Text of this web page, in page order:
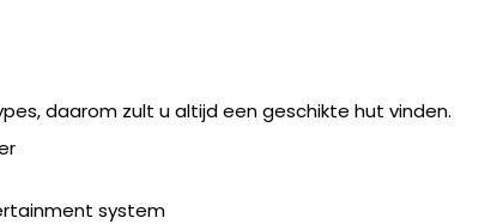
daarom zult u altijd een geschikte hut vinden.
system